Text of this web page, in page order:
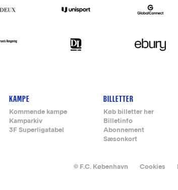
KAMPE
Kommende kampe
Kamparkiv
3F Superligatabel
BILLETTER
Køb billetter her
Billetinfo
Abonnement
Sæsonkort
© F.C. København Cookies